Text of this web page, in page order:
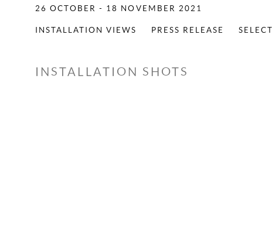
26 OCTOBER - 18 NOVEMBER 2021
INSTALLATION VIEWS PRESS RELEASE
INSTALLATION SHOTS